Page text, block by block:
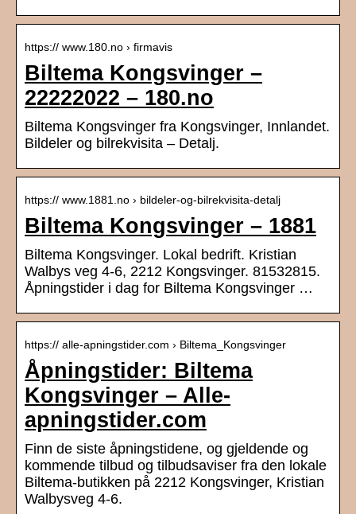
https:// www.180.no › firmavis
Biltema Kongsvinger –
22222022 – 180.no
Biltema Kongsvinger fra Kongsvinger, Innlandet.
Bildeler og bilrekvisita – Detalj.
https:// www.1881.no › bildeler-og-bilrekvisita-detalj
Biltema Kongsvinger – 1881
Biltema Kongsvinger. Lokal bedrift. Kristian
Walbys veg 4-6, 2212 Kongsvinger. 81532815.
Åpningstider i dag for Biltema Kongsvinger …
https:// alle-apningstider.com › Biltema_Kongsvinger
Åpningstider: Biltema
Kongsvinger – Alle-
apningstider.com
Finn de siste åpningstidene, og gjeldende og
kommende tilbud og tilbudsaviser fra den lokale
Biltema-butikken på 2212 Kongsvinger, Kristian
Walbysveg 4-6.